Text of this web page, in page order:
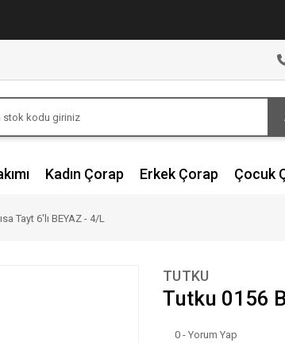
Kadın Çorap Erkek Çorap Çocuk
Tayt 6'lı BEYAZ - 4/L
TUTKU
Tutku 0156
0 - Yorum Yap